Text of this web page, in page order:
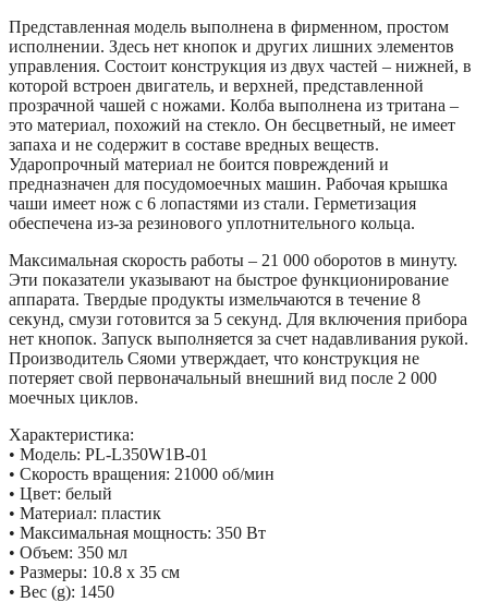
Представленная модель выполнена в фирменном, простом
исполнении. Здесь нет кнопок и других лишних элементов
управления. Состоит конструкция из двух частей – нижней, в
которой встроен двигатель, и верхней, представленной
прозрачной чашей с ножами. Колба выполнена из тритана –
это материал, похожий на стекло. Он бесцветный, не имеет
запаха и не содержит в составе вредных веществ.
Ударопрочный материал не боится повреждений и
предназначен для посудомоечных машин. Рабочая крышка
чаши имеет нож с 6 лопастями из стали. Герметизация
обеспечена из-за резинового уплотнительного кольца.
Максимальная скорость работы – 21 000 оборотов в минуту.
Эти показатели указывают на быстрое функционирование
аппарата. Твердые продукты измельчаются в течение 8
секунд, смузи готовится за 5 секунд. Для включения прибора
нет кнопок. Запуск выполняется за счет надавливания рукой.
Производитель Сяоми утверждает, что конструкция не
потеряет свой первоначальный внешний вид после 2 000
моечных циклов.
Характеристика:
• Модель: PL-L350W1B-01
• Скорость вращения: 21000 об/мин
• Цвет: белый
• Материал: пластик
• Максимальная мощность: 350 Вт
• Объем: 350 мл
• Размеры: 10.8 х 35 см
• Вес (g): 1450